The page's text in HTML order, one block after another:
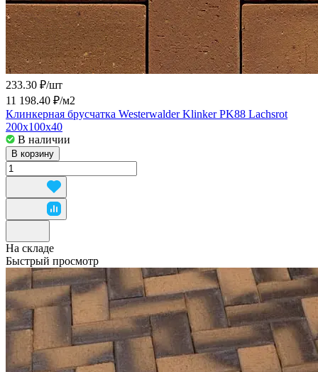
233.30 ₽/шт
11 198.40 ₽/м2
Клинкерная брусчатка Westerwalder Klinker PK88 Lachsrot
200x100x40
В наличии
В корзину
На складе
Быстрый просмотр